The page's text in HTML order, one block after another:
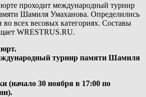
проходит международный турнир
Шамиля Умаханова. Определились
всех весовых категориях. Составы
WRESTRUS.RU.
турнир памяти Шамиля
(начало 30 ноября в 17:00 по